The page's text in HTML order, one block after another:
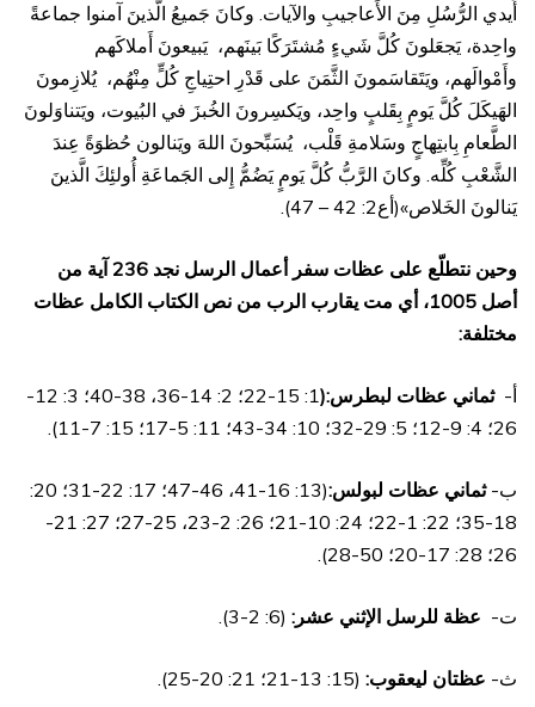
أَيدي الرُّسُلِ مِنَ الأَعاجيبِ والآيات. وكانَ جَميعُ الَّذينَ آمنوا جماعةً
واحِدة، يَجعَلونَ كُلَّ شَيءٍ مُشتَرَكًا بَينَهم، يَبيعونَ أَملاكَهم
وأَمْوالَهم، ويَتَقاسَمونَ الثَّمَنَ على قَدْرِ احتِياجِ كُلٍّ مِنْهُم، يُلازِمونَ
الهَيكَلَ كُلَّ يَومٍ بِقَلبٍ واحِد، ويَكسِرونَ الخُبزَ في البُيوت، ويَتناوَلونَ
الطَّعامِ بِابتِهاجٍ وسَلامةِ قَلْب، يُسَبِّحونَ اللهَ ويَنالون حُظوَةً عِندَ
الشَّعْبِ كُلِّه. وكانَ الرَّبُّ كُلَّ يَومٍ يَضُمُّ إِلى الجَماعَةِ أُولئِكَ الَّذينَ
يَنالونَ الخَلاص»(أع2: 42 – 47).
وحين نتطلّع على عظات سفر أعمال الرسل نجد 236 آية من
أصل 1005، أي مت يقارب الرب من نص الكتاب الكامل عظات
مختلفة:
أ‌-ثماني عظات لبطرس:(
1: 15-22؛ 2: 14-36، 38-40؛ 3: 12-
26؛ 4: 9-12؛ 5: 29-32؛ 10: 34-43؛ 11: 5-17؛ 15: 7-11).
ب‌-ثماني عظات لبولس:
(13: 16-41، 46-47؛ 17: 22-31؛ 20:
18-35؛ 22: 1-22؛ 24: 10-21؛ 26: 2-23، 25-27؛ 27: 21-
26؛ 28: 17-20؛ 50-28).
ت‌- عظة للرسل الإثني عشر: (6: 2-3).
ث‌- عظتان ليعقوب: (15: 13-21؛ 21: 20-25).